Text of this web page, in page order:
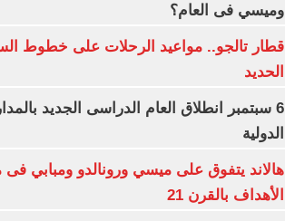
وميسي فى العام؟
قطار تالجو.. مواعيد الرحلات على خطوط
الحديد
6 سبتمبر انطلاق العام الدراسى الجديد
الدولية
هالاند يتفوق على ميسي ورونالدو ومبابي
الأهداف بالقرن 21